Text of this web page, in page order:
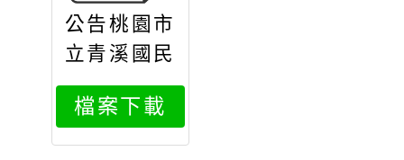
公告桃園市
立青溪國民
中學115學
年度第1學
期第1次本
檔案下載